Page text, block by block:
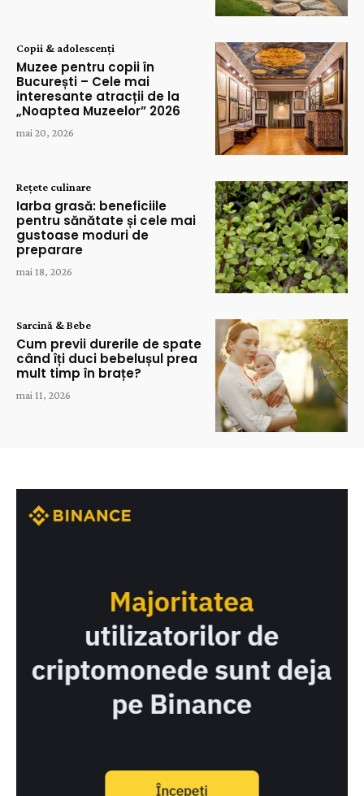
Copii & adolescenți
Muzee pentru copii în
București – Cele mai
interesante atracții de la
„Noaptea Muzeelor” 2026
mai 20, 2026
Rețete culinare
Iarba grasă: beneficiile
pentru sănătate și cele mai
gustoase moduri de
preparare
mai 18, 2026
Sarcină & Bebe
Cum previi durerile de spate
când îți duci bebelușul prea
mult timp în brațe?
mai 11, 2026